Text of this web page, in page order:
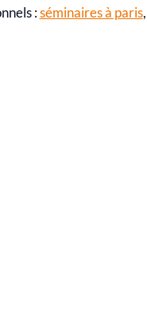
:séminaires à paris